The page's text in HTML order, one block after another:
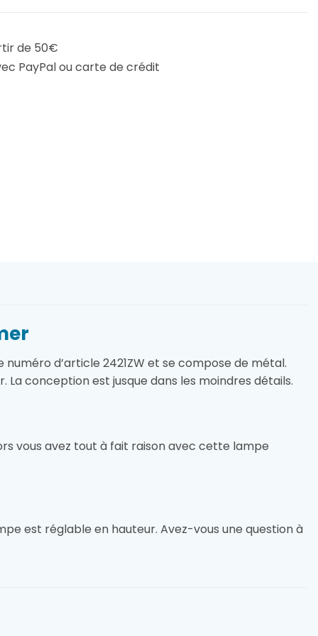
de 50€
PayPal ou carte de crédit
d’article 2421ZW et se compose de métal.
conception est jusque dans les moindres détails.
vous avez tout à fait raison avec cette lampe
est réglable en hauteur. Avez-vous une question à